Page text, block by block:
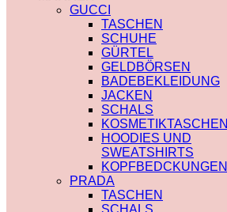
SAINT LAURENT
VERSACE
SCHALS
CHLOE
FENDI
GUCCI
LOUIS VUITTON
PRADA
SAINT LAURENT
SCHULTERRIEMEN
DIOR
LOUIS VUITTON
STRUMPFHOSEN
GUCCI
TRENCHCOAT
BURBERRY
PRADA
SOCKEN
GUCCI
SHORTS
BURBERRY
POLO
BURBERRY
CHLOE
GUCCI
MONCLER
HOODIES UND
SWEATSHIRTS
AMI PARIS
GUCCI
TASCHEN
SCHUHE
GÜRTEL
GELDBÖRSEN
BADEBEKLEIDUNG
JACKEN
SCHALS
KOSMETIKTASCHEN
HOODIES UND
SWEATSHIRTS
KOPFBEDCKUNGEN
PRADA
TASCHEN
SCHALS